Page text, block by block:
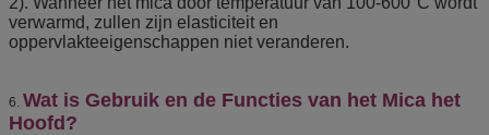
verwarmd, zullen zijn elasticiteit en
oppervlakteeigenschappen niet veranderen.
6. Wat is Gebruik en de Functies van het Mica het
Hoofd?